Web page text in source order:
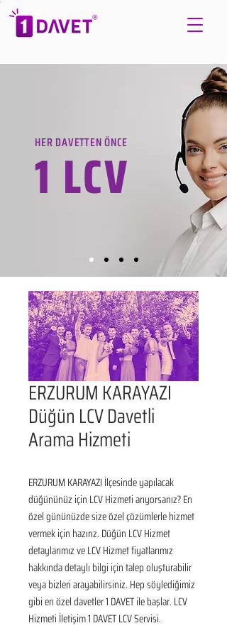
HER DAVETTEN ÖNCE
1 LCV
ERZURUM KARAYAZI
Düğün LCV Davetli
Arama Hizmeti
ERZURUM KARAYAZI İlçesinde yapılacak
düğününüz için LCV Hizmeti arıyorsanız? En
özel gününüzde size özel çözümlerle hizmet
vermek için hazırız. Düğün LCV Hizmet
detaylarımız ve LCV Hizmet fiyatlarımız
hakkında detaylı bilgi için talep oluşturabilir
veya bizleri arayabilirsiniz. Hep söylediğimiz
gibi en özel davetler 1 DAVET ile başlar. LCV
Hizmeti İletişim 1 DAVET LCV Servisi.